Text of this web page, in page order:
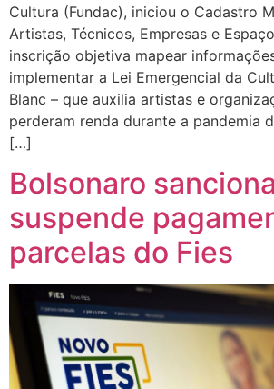
Cultura (Fundac), iniciou o Cadastro
Artistas, Técnicos, Empresas e
inscrição objetiva mapear
implementar a Lei Emergencial da
Blanc – que auxilia artistas e
perderam renda durante a pandemia
[…]
Bolsonaro
suspende
parcelas do Fies